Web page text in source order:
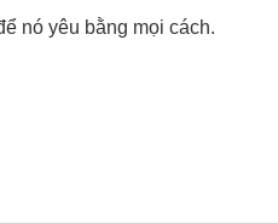
nó yêu bằng mọi cách.